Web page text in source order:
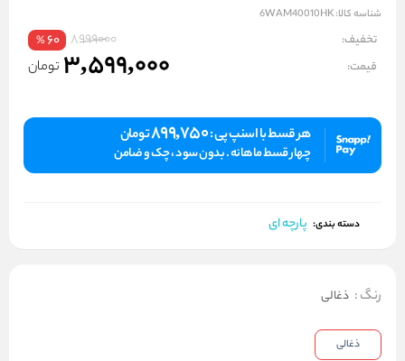
شناسه کالا:6WAM40010HK
تخفیف: 8999000
60
%
قیمت: 3,599,000 تومان
هر قسط با اسنپ پی :899,750تومان
چهار قسط ماهانه . بدون سود ، چک و ضامن
دسته بندی: پارچه ای
رنگ: ذغالی
ذغالی